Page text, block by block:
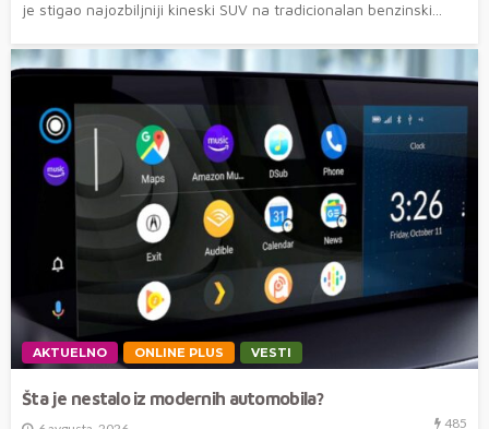
je stigao najozbiljniji kineski SUV na tradicionalan benzinski...
AKTUELNO ONLINE PLUS VESTI
Šta je nestalo iz modernih automobila?
485